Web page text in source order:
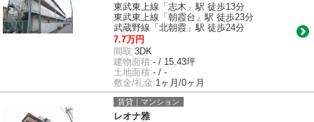
東武東上線「志木」駅 徒歩13分
東武東上線「朝霞台」駅 徒歩23分
武蔵野線「北朝霞」駅 徒歩24分
7.7万円
間取:3DK
建物面積:- / 15.43坪
土地面積:- / -
敷金/礼金:1ヶ月/0ヶ月
賃貸｜マンション
レオナ雅